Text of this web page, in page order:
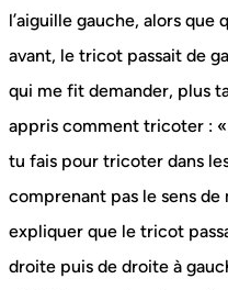
l’aiguille gauche, alors que
avant, le tricot passait de
qui me fit demander, plus
appris comment tricoter :
tu fais pour tricoter dans
comprenant pas le sens de
expliquer que le tricot
droite puis de droite à